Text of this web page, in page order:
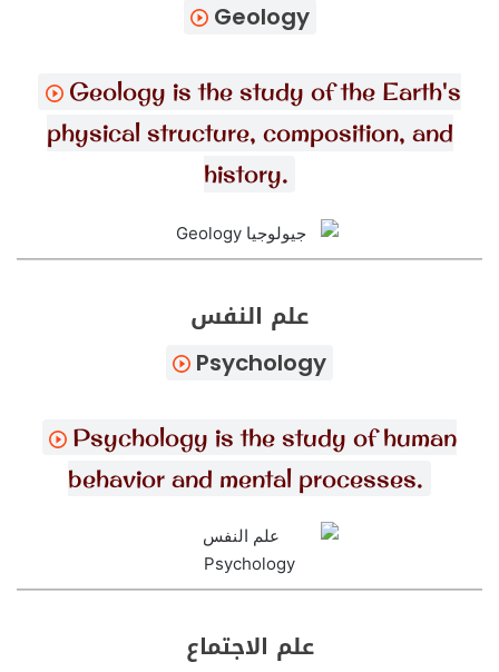
Geology
Geology is the study of the Earth's
physical structure, composition, and
history.
علم النفس
Psychology
Psychology is the study of human
behavior and mental processes.
علم الاجتماع